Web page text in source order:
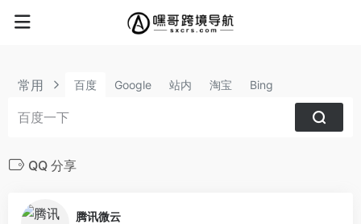
常用 百度 Google 站内 淘宝 Bing
QQ 分享
腾讯微云